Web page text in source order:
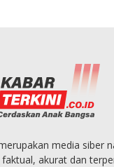
media siber
faktual, akurat dan